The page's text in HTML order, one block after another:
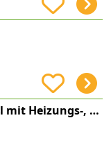
Jürgen Schütze Handel mit Heizungs-, Solar- und Regenwassertechnik